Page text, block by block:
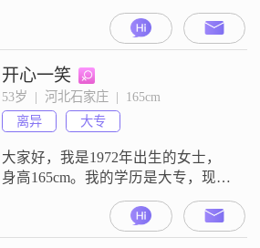
经生活磨砺，但我依然相信感情，
也依然渴望那个能对坐喝茶的人
##3002##我深知岁月不饶人，对外
表已无执念，不看颜值，不看身
材，也不介意你是否带孩##3002##
因为到了这个年纪，我们都明白：
一颗心的安稳，远比一张脸的漂亮
更重要##3002##我只想
开心一笑
53岁  |  河北石家庄  |  165cm
离异
大专
大家好，我是1972年出生的女士，
身高165cm。我的学历是大专，现在
在石家庄工作，月收入在3001到
5000元之间。我是一个性格比较坦
率直接的人，平时说话做事不喜欢